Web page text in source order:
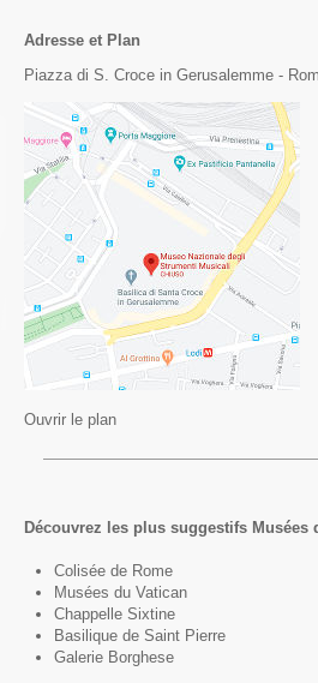
Adresse et Plan
Piazza di S. Croce in Gerusalemme -
Ouvrir le plan
Découvrez les plus suggestifs Musées
Colisée de Rome
Musées du Vatican
Chappelle Sixtine
Basilique de Saint Pierre
Galerie Borghese